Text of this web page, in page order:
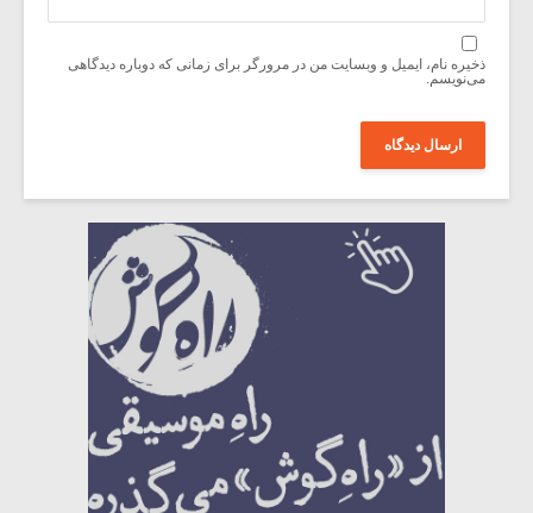
ذخیره نام، ایمیل و وبسایت من در مرورگر برای زمانی که دوباره دیدگاهی
می‌نویسم.